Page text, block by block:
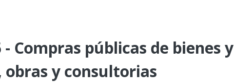
- Compras públicas de bienes y
y consultorias